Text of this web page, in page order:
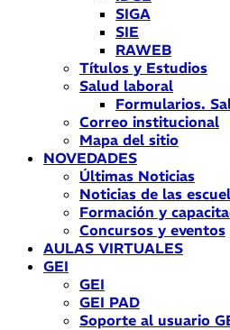
SIGA
SIE
RAWEB
Títulos y Estudios
Salud laboral
Formularios.
Correo institucional
Mapa del sitio
NOVEDADES
Últimas Noticias
Noticias de las
Formación y
Concursos y eventos
AULAS VIRTUALES
GEI
GEI
GEI PAD
Soporte al usuario